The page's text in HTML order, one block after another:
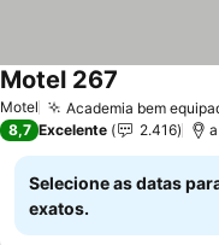
Motel Academia bem
Motel 267
8,7 Excelente 2.416
Selecione as datas
exatos.